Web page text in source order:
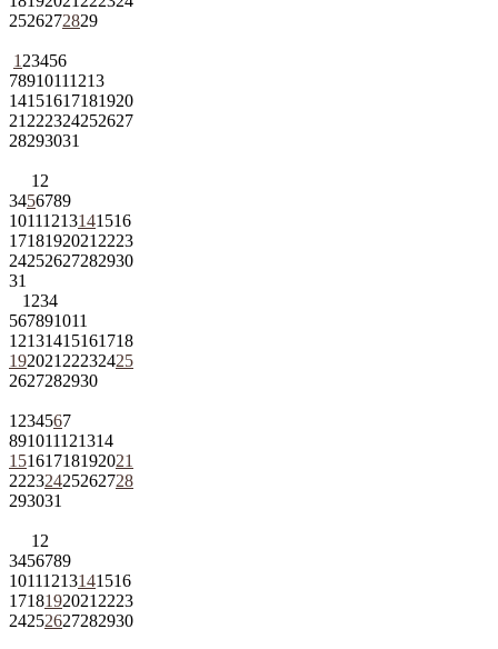
2526272829
1 23456
78910111213
14151617181920
21 222324252627
28293031
1 2
3456789
10111213141516
1718192021 2223
24252627282930
31
1 234
567891011
12131415161718
192021 22232425
2627282930
1 234567
891011121314
15161718192021
22232425262728
293031
1 2
3456789
10111213141516
1718192021 2223
24252627282930